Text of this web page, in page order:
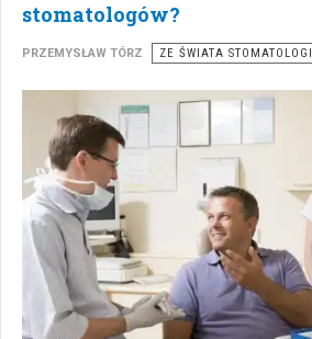
stomatologów?
PRZEMYSŁAW TÓRZ ZE ŚWIATA STOMATOLOGII